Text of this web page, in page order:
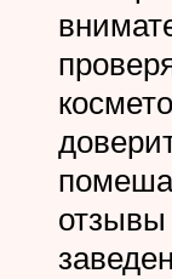
отзывы